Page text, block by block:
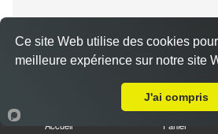
chorizo, poivrons
Accueil Panier
Ce site Web utilise des cookies
meilleure expérience sur notre site
J'ai compris